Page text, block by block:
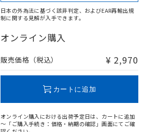
日本の外為法に基づく該非判定、およびEAR再輸出規
制に関する見解が入手できます。
オンライン購入
販売価格（税込） ¥ 2,970
カートに追加
オンライン購入における出荷予定日は、カートに追加
～「ご購入手続き：価格・納期の確認」画面にてご確